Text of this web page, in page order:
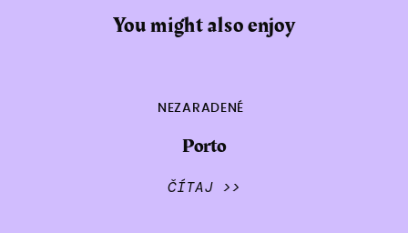
You might also enjoy
NEZARADENÉ
Porto
ČÍTAJ >>